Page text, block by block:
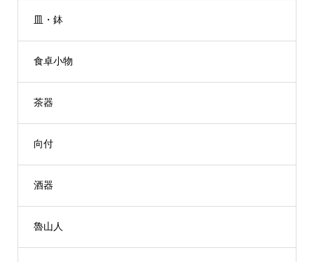
皿・鉢
食卓小物
茶器
向付
酒器
魯山人